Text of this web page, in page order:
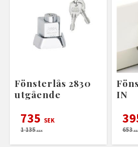
Fönsterlås 2830
utgående
735 SEK
1 135SEK
IN
653